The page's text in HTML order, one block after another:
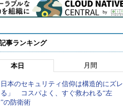
事ランキング
本日 月間
本のセキュリティ信仰は構造的にズレ
」 コスパよく、すぐ救われる“左
の防衛術